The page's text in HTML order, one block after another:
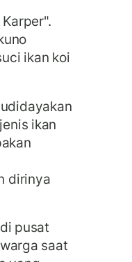
ikan koi
ikan
dirinya
pusat
saat